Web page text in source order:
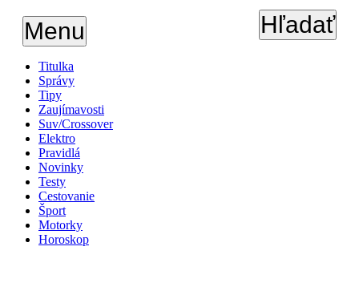
Menu Hľadať
Titulka
Správy
Tipy
Zaujímavosti
Suv/Crossover
Elektro
Pravidlá
Novinky
Testy
Cestovanie
Šport
Motorky
Horoskop